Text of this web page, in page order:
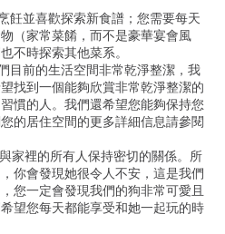
並喜歡探索新食譜；您需要每天
（家常菜餚，而不是豪華宴會風
不時探索其他菜系。
前的生活空間非常乾淨整潔，我
找到一個能夠欣賞非常乾淨整潔的
慣的人。我們還希望您能夠保持您
的居住空間的更多詳細信息請參閱
家裡的所有人保持密切的關係。所
你會發現她很令人不安，這是我們
您一定會發現我們的狗非常可愛且
望您每天都能享受和她一起玩的時